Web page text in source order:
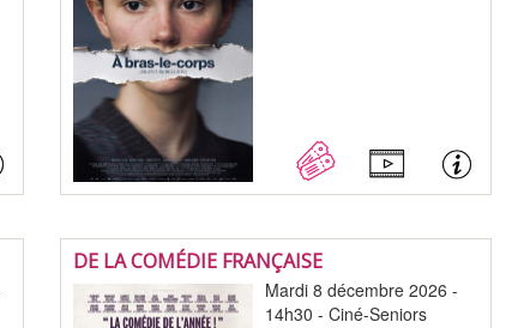
DE LA COMÉDIE FRANÇAISE
Mardi 8 décembre 2026 -
14h30 - Ciné-Seniors